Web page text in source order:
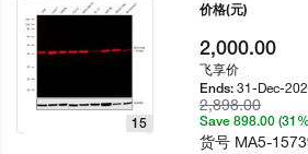
15
价格(元)
2,000.00
飞享价
Ends:31-Dec-
2,898.00
Save 898.00
货号 MA5-